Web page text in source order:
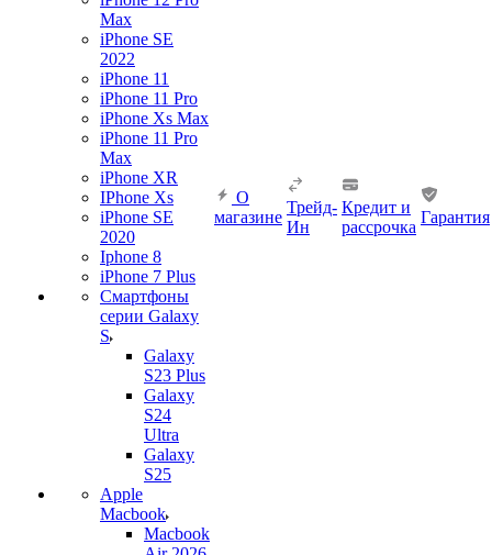
Max
iPhone SE
2022
iPhone 11
iPhone 11 Pro
iPhone Xs Max
iPhone 11 Pro
Max
iPhone XR
IPhone Xs
iPhone SE
2020
Iphone 8
iPhone 7 Plus
Смартфоны
серии Galaxy
S
Galaxy
S23 Plus
Galaxy
S24
Ultra
Galaxy
S25
Apple
Macbook
Macbook
О
магазине
Трейд-
Ин
Кредит и
рассрочка
Гарантия